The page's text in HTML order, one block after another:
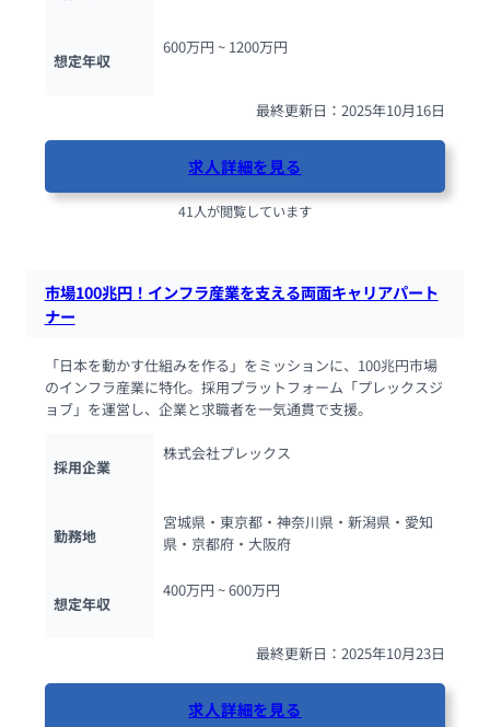
想定年収
600万円 ~ 1200万円
最終更新日：2025年10月16日
求人詳細を見る
41人が閲覧しています
市場100兆円！インフラ産業を支える両面キャリアパート
ナー
「日本を動かす仕組みを作る」をミッションに、100兆円市場
のインフラ産業に特化。採用プラットフォーム「プレックスジ
ョブ」を運営し、企業と求職者を一気通貫で支援。
採用企業
株式会社プレックス
勤務地
宮城県・東京都・神奈川県・新潟県・愛知
県・京都府・大阪府
想定年収
400万円 ~ 600万円
最終更新日：2025年10月23日
求人詳細を見る